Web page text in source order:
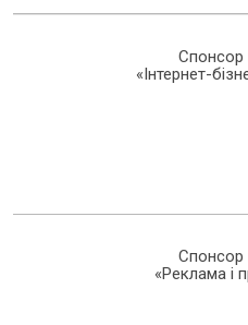
Спонсор
«Інтернет-
Спонсор
«Реклама і